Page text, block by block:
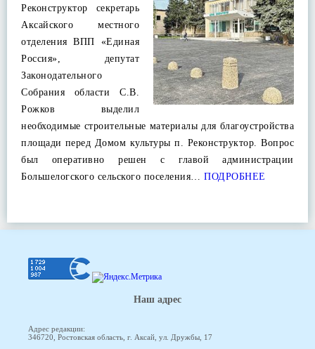
Реконструктор секретарь
Аксайского местного
отделения ВПП «Единая
Россия», депутат
Законодательного
Собрания области С.В.
Рожков выделил
необходимые строительные материалы для благоустройства
площади перед Домом культуры п. Реконструктор. Вопрос
был оперативно решен с главой администрации
Большелогского сельского поселения… ПОДРОБНЕЕ
Наш адрес
Адрес редакции:
346720, Ростовская область, г. Аксай, ул. Дружбы, 17